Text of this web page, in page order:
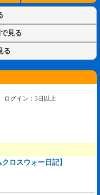
見る
る
グイン：3日以上
ロスウォー日記】